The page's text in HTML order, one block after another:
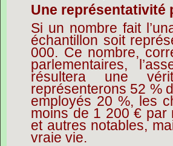
Une représentativité
Si un nombre fait
échantillon soit
000. Ce nombre,
parlementaires,
résultera une
représenterons 52 %
employés 20 %, les
moins de 1 200 € par
et autres notables,
vraie vie.